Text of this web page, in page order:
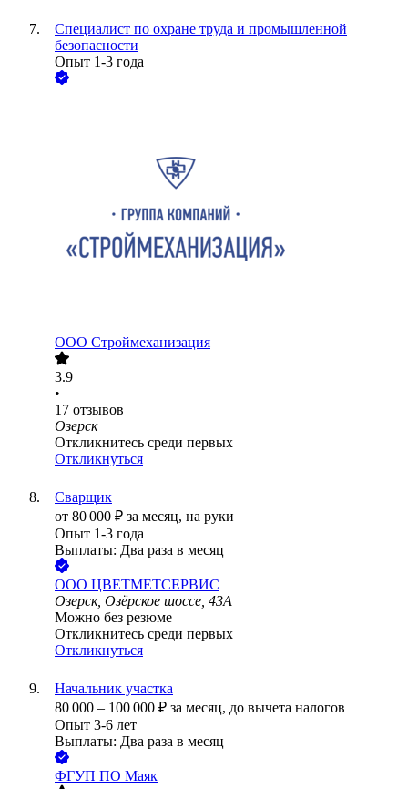
Специалист по охране труда и промышленной
безопасности
Опыт 1-3 года
ООО Строймеханизация
3.9
•
17 отзывов
Озерск
Откликнитесь среди первых
Откликнуться
Сварщик
от 80 000 ₽ за месяц, на руки
Опыт 1-3 года
Выплаты: Два раза в месяц
ООО ЦВЕТМЕТСЕРВИС
Озерск, Озёрское шоссе, 43А
Можно без резюме
Откликнитесь среди первых
Откликнуться
Начальник участка
80 000 – 100 000 ₽ за месяц, до вычета налогов
Опыт 3-6 лет
Выплаты: Два раза в месяц
ФГУП ПО Маяк